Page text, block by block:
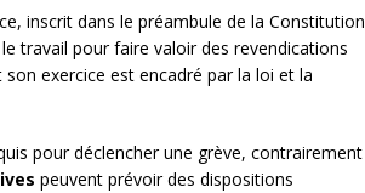
inscrit dans le préambule de la Constitution
travail pour faire valoir des revendications
exercice est encadré par la loi et la
pour déclencher une grève, contrairement
peuvent prévoir des dispositions